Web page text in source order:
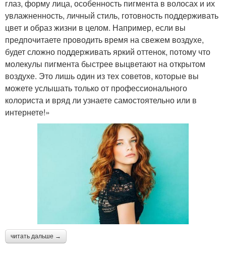
глаз, форму лица, особенность пигмента в волосах и их
увлажненность, личный стиль, готовность поддерживать
цвет и образ жизни в целом. Например, если вы
предпочитаете проводить время на свежем воздухе,
будет сложно поддерживать яркий оттенок, потому что
молекулы пигмента быстрее выцветают на открытом
воздухе. Это лишь один из тех советов, которые вы
можете услышать только от профессионального
колориста и вряд ли узнаете самостоятельно или в
интернете!»
читать дальше →